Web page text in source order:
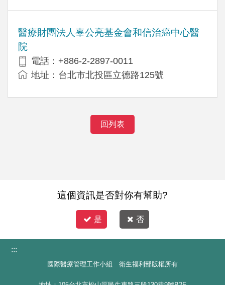
醫療財團法人辜公亮基金會和信治癌中心醫
院
電話：+886-2-2897-0011
地址：台北市北投區立德路125號
回列表
這個資訊是否對你有幫助?
是 否
:::
國際醫療管理工作小組 衛生福利部版權所有